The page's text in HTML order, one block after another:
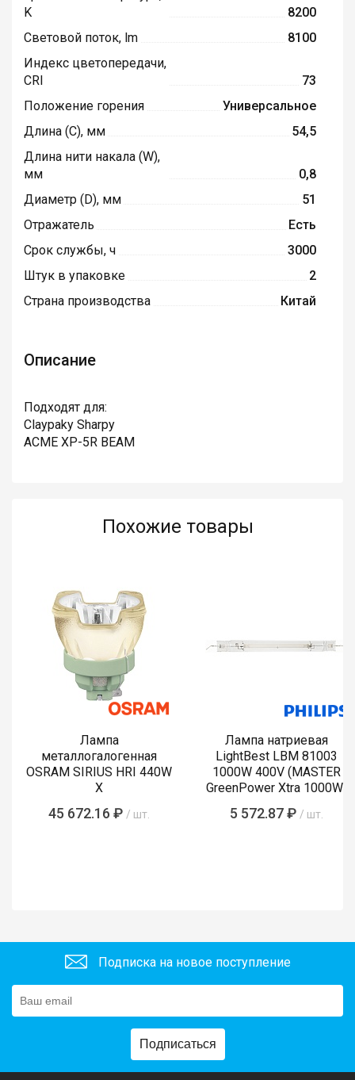
K
8200
Световой поток, lm
8100
Индекс цветопередачи,
CRI
73
Положение горения
Универсальное
Длина (C), мм
54,5
Длина нити накала (W),
мм
0,8
Диаметр (D), мм
51
Отражатель
Есть
Срок службы, ч
3000
Штук в упаковке
2
Страна производства
Китай
Описание
Подходят для:
Claypaky Sharpy
ACME XP-5R BEAM
Похожие товары
Лампа
металлогалогенная
OSRAM SIRIUS HRI 440W
X
45 672.16 ₽ / шт.
Лампа натриевая
LightBest LBM 81003
1000W 400V (MASTER
GreenPower Xtra 1000W)
5 572.87 ₽ / шт.
Подписка на новое поступление
Подписаться